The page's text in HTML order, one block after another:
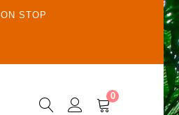
STOP
0